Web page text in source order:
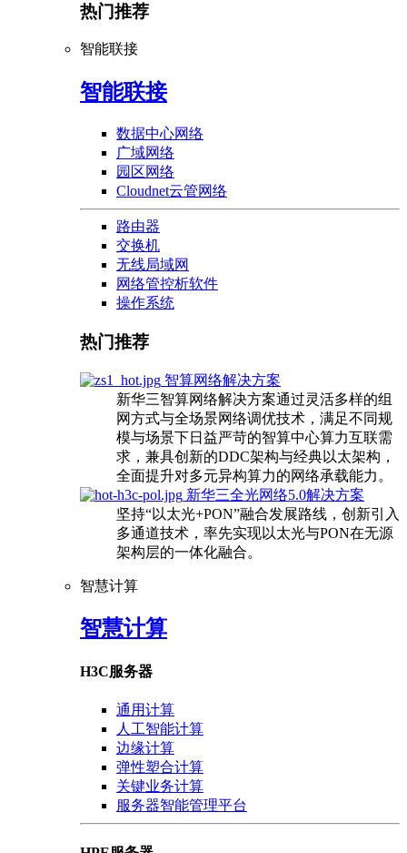
热门推荐
智能联接
智能联接
数据中心网络
广域网络
园区网络
Cloudnet云管网络
路由器
交换机
无线局域网
网络管控析软件
操作系统
热门推荐
智算网络解决方案
新华三智算网络解决方案通过灵活多样的组
网方式与全场景网络调优技术，满足不同规
模与场景下日益严苛的智算中心算力互联需
求，兼具创新的DDC架构与经典以太架构，
全面提升对多元异构算力的网络承载能力。
新华三全光网络5.0解决方案
坚持“以太光+PON”融合发展路线，创新引入
多通道技术，率先实现以太光与PON在无源
架构层的一体化融合。
智慧计算
智慧计算
H3C服务器
通用计算
人工智能计算
边缘计算
弹性塑合计算
关键业务计算
服务器智能管理平台